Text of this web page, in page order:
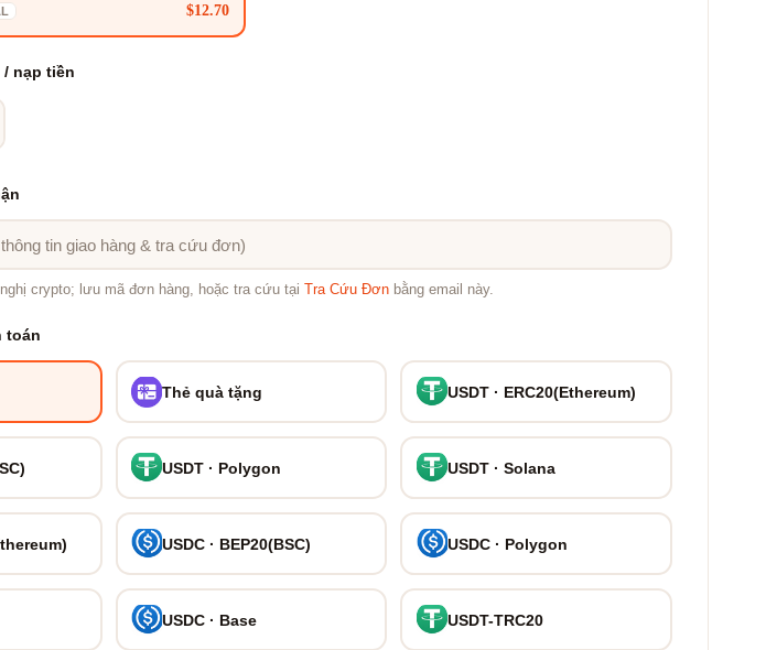
$12.70
nạp tiền
nghị crypto; lưu mã đơn hàng, hoặc tra cứu tại Tra Cứu Đơn bằng email này.
toán
Thẻ quà tặng USDT · ERC20(Ethereum)
USDT · Polygon USDT · Solana
USDC · BEP20(BSC) USDC · Polygon
USDC · Base USDT-TRC20